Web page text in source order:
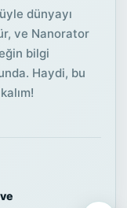
dünyayı
ve Nanorator
bilgi
Haydi, bu